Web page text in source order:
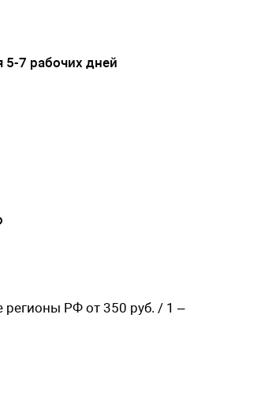
5-7 рабочих дней
регионы РФ от 350 руб. / 1 –